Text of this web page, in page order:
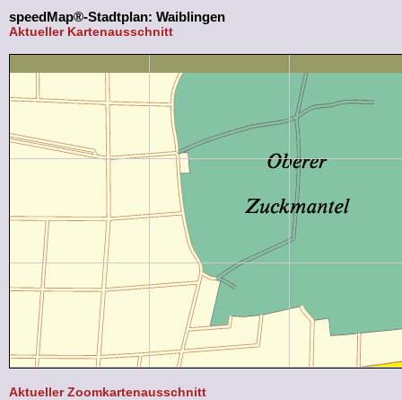
speedMap®-Stadtplan: Waiblingen
Aktueller Kartenausschnitt
Aktueller Zoomkartenausschnitt